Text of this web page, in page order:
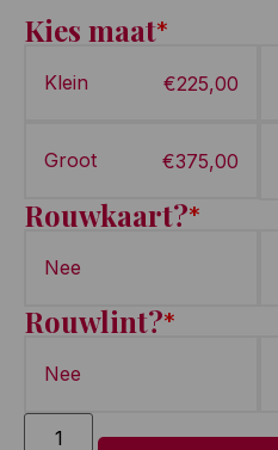
*
Kies maat
Klein €225,00
Groot €375,00
*
Rouwkaart?
Nee
*
Rouwlint?
Nee